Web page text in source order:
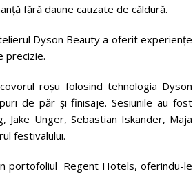
fără daune cauzate de căldură.
Dyson Beauty a oferit experiențe
precizie.
roșu folosind tehnologia Dyson
de păr și finisaje. Sesiunile au fost
Unger, Sebastian Iskander, Maja
festivalului.
portofoliul Regent Hotels, oferindu-le